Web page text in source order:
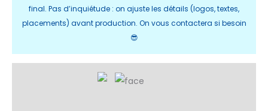
final. Pas d’inquiétude : on ajuste les détails (logos, textes,
placements) avant production. On vous contactera si besoin
😎